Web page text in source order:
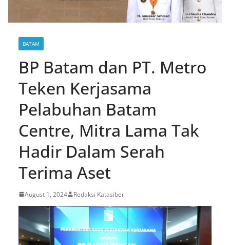
BATAM
BP Batam dan PT. Metro
Teken Kerjasama
Pelabuhan Batam
Centre, Mitra Lama Tak
Hadir Dalam Serah
Terima Aset
August 1, 2024 Redaksi Katasiber